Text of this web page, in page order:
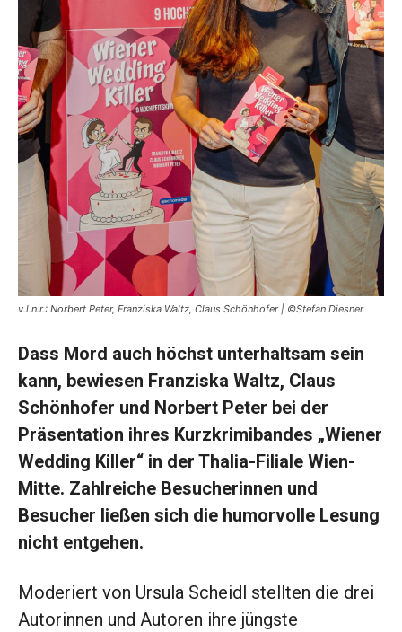
v.l.n.r.: Norbert Peter, Franziska Waltz, Claus Schönhofer | ©Stefan Diesner
Dass Mord auch höchst unterhaltsam sein
kann, bewiesen Franziska Waltz, Claus
Schönhofer und Norbert Peter bei der
Präsentation ihres Kurzkrimibandes „Wiener
Wedding Killer“ in der Thalia-Filiale Wien-
Mitte. Zahlreiche Besucherinnen und
Besucher ließen sich die humorvolle Lesung
nicht entgehen.
Moderiert von Ursula Scheidl stellten die drei
Autorinnen und Autoren ihre jüngste